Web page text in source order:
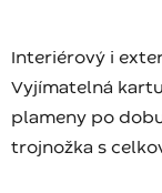
Interiérový i
Vyjímatelná
plameny po
trojnožka s